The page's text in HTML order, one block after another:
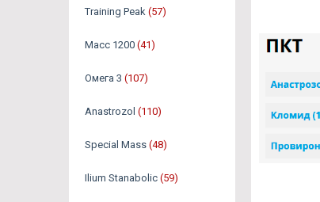
Training Peak (57)
Масс 1200 (41)
Омега 3 (107)
Аnastrozol (110)
Special Mass (48)
Ilium Stanabolic (59)